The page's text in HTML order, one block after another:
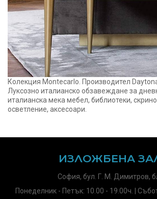
Колекция Montecarlo. Производител
Луксозно италианско обзавеждане за
италианска мека мебел, библиотеки,
осветление, аксесоари.
ИЗЛОЖБЕНА
София, бул. Г. М. Димитров,
Понеделник - Петък: 10.00 - 19.00ч. |